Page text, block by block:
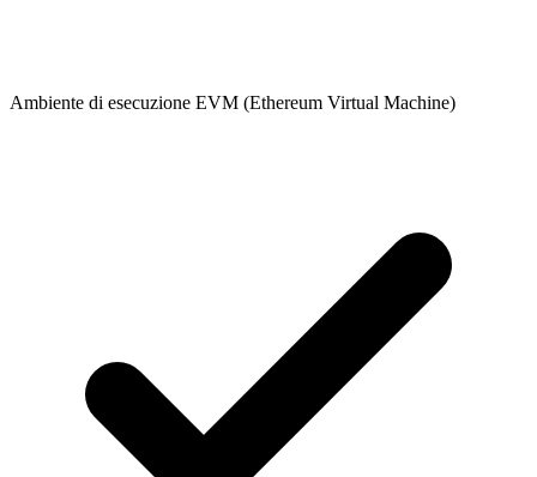
Ambiente di esecuzione EVM (Ethereum Virtual Machine)